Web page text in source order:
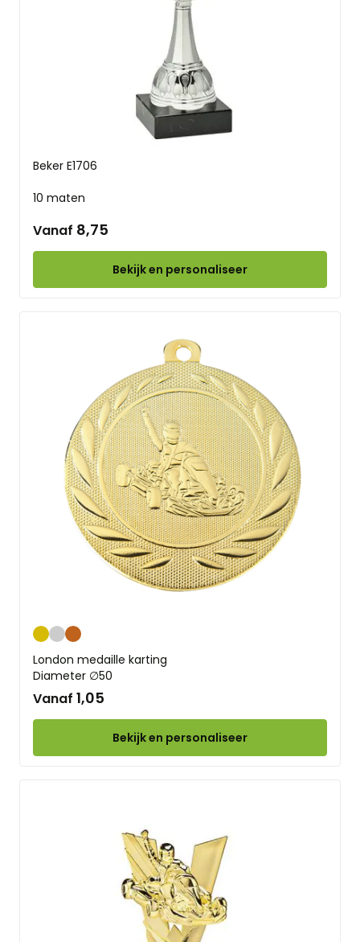
Beker E1706
10 maten
Vanaf 8,75
Bekijk en personaliseer
GoudZilverBrons
London medaille karting
Diameter ∅50
Vanaf 1,05
Bekijk en personaliseer